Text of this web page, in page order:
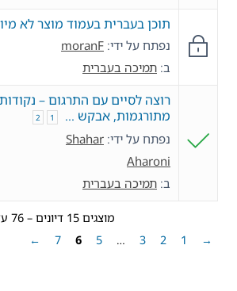
תוכן בעברית בעמוד מוצר לא
נפתח על ידי: moranF
ב: תמיכה בעברית
רוצה לסיים עם התרגום –
מתורגמות, אבקש …
1
2
נפתח על ידי: Shahar
Aharoni
ב: תמיכה בעברית
מוצגים 15 דיונים – 76 עד 90 (מתוך 97 סה״כ)
→
1
2
3
…
5
6
7
←